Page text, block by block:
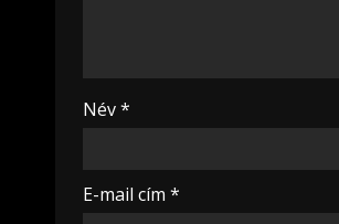
Név*
E-mail cím *